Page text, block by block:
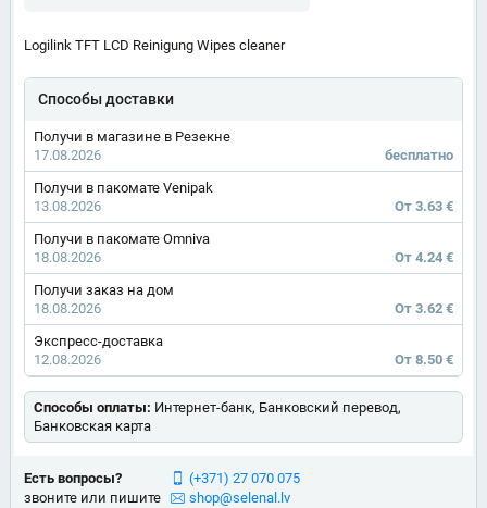
Logilink TFT LCD Reinigung Wipes cleaner
Способы доставки
Получи в магазине в Резекне
17.08.2026
бесплатно
Получи в пакомате Venipak
13.08.2026
От 3.63 €
Получи в пакомате Omniva
18.08.2026
От 4.24 €
Получи заказ на дом
18.08.2026
От 3.62 €
Экспресс-доставка
12.08.2026
От 8.50 €
Способы оплаты: Интернет-банк, Банковский перевод,
Банковская карта
Есть вопросы?
звоните или пишите
(+371) 27 070 075
shop@selenal.lv